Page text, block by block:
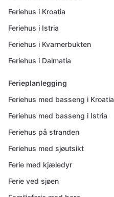
Feriehus i Kroatia
Feriehus i Istria
Feriehus i Kvarnerbukten
Feriehus i Dalmatia
Ferieplanlegging
Feriehus med basseng i Kroatia
Feriehus med basseng i Istria
Feriehus på stranden
Feriehus med sjøutsikt
Ferie med kjæledyr
Ferie ved sjøen